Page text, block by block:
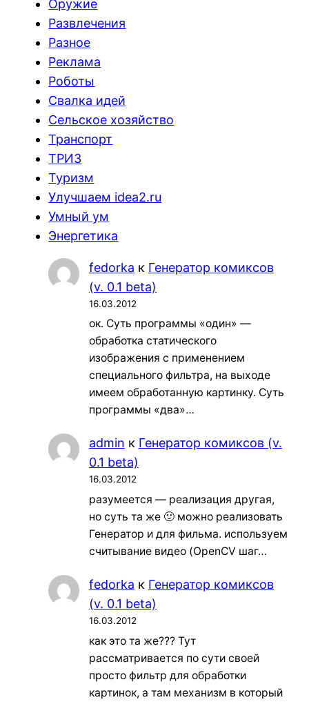
Оружие
Развлечения
Разное
Реклама
Роботы
Свалка идей
Сельское хозяйство
Транспорт
ТРИЗ
Туризм
Улучшаем idea2.ru
Умный ум
Энергетика
fedorka к Генератор комиксов
(v. 0.1 beta)
16.03.2012
ок. Суть программы «один» —
обработка статического
изображения с применением
специального фильтра, на выходе
имеем обработанную картинку. Суть
программы «два»…
admin к Генератор комиксов (v.
0.1 beta)
16.03.2012
разумеется — реализация другая,
но суть та же 🙂 можно реализовать
Генератор и для фильма. используем
считывание видео (OpenCV шаг…
fedorka к Генератор комиксов
(v. 0.1 beta)
16.03.2012
как это та же??? Тут
рассматривается по сути своей
просто фильтр для обработки
картинок, а там механизм в который